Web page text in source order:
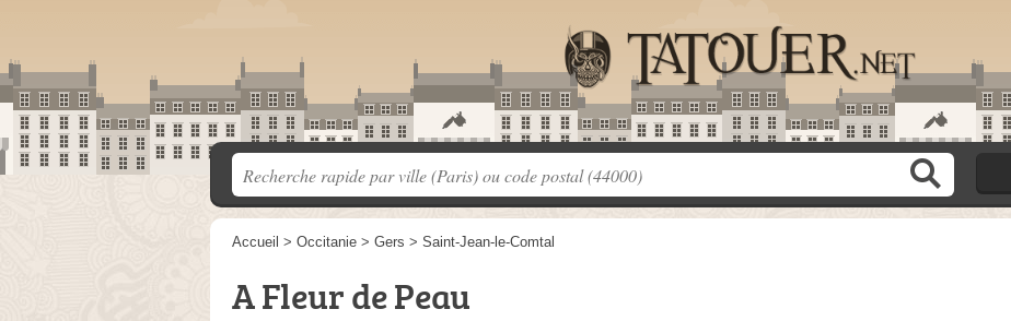
Accueil > Occitanie > Gers > Saint-Jean-le-Comtal
A Fleur de Peau